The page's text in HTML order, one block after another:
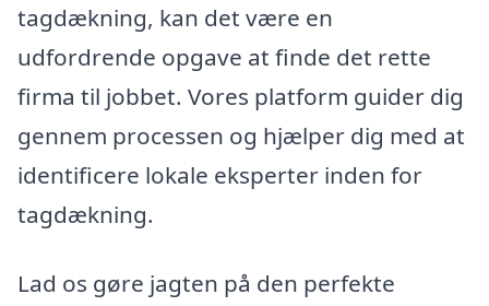
tagdækning, kan det være en
udfordrende opgave at finde det rette
firma til jobbet. Vores platform guider dig
gennem processen og hjælper dig med at
identificere lokale eksperter inden for
tagdækning.
Lad os gøre jagten på den perfekte